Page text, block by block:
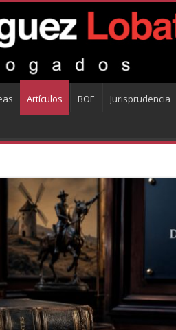
Artículos BOE Jurisprudencia